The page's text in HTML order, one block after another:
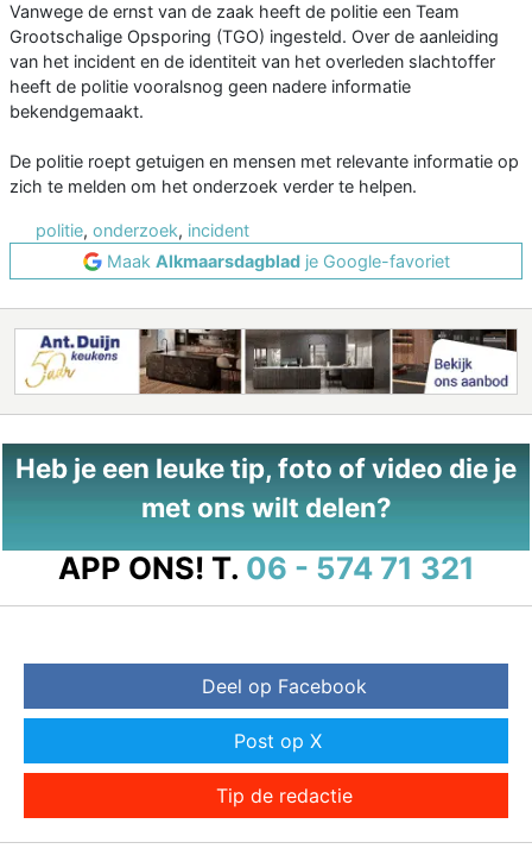
Vanwege de ernst van de zaak heeft de politie een Team
Grootschalige Opsporing (TGO) ingesteld. Over de aanleiding
van het incident en de identiteit van het overleden slachtoffer
heeft de politie vooralsnog geen nadere informatie
bekendgemaakt.
De politie roept getuigen en mensen met relevante informatie op
zich te melden om het onderzoek verder te helpen.
politie, onderzoek, incident
Maak Alkmaarsdagbladje Google-favoriet
Heb je een leuke tip, foto of video die je
met ons wilt delen?
APP ONS! T. 06 - 574 71 321
Deel op Facebook
Post op X
Tip de redactie